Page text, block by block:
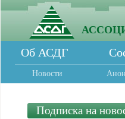
Об АСДГ
Новости
Подписка на